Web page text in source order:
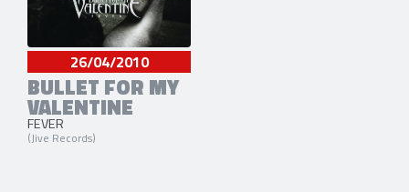
26/04/2010
BULLET FOR MY
VALENTINE
FEVER
(Jive Records)